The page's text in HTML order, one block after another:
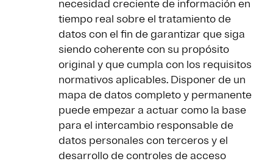
necesidad creciente de información en
tiempo real sobre el tratamiento de
datos con el fin de garantizar que siga
siendo coherente con su propósito
original y que cumpla con los requisitos
normativos aplicables. Disponer de un
mapa de datos completo y permanente
puede empezar a actuar como la base
para el intercambio responsable de
datos personales con terceros y el
desarrollo de controles de acceso